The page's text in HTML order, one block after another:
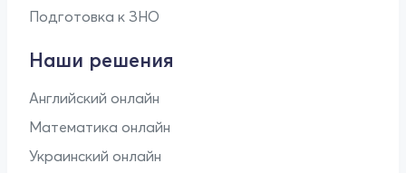
Подготовка к ЗНО
Наши решения
Английский онлайн
Математика онлайн
Украинский онлайн